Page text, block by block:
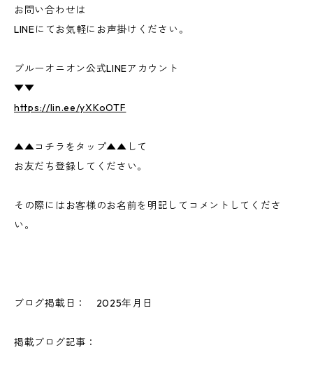
お問い合わせは
LINEにてお気軽にお声掛けください。
ブルーオニオン公式LINEアカウント
▼▼
https://lin.ee/yXKoOTF
▲▲コチラをタップ▲▲して
お友だち登録してください。
その際にはお客様のお名前を明記してコメントしてくださ
い。
ブログ掲載日： 2025年月日
掲載ブログ記事：